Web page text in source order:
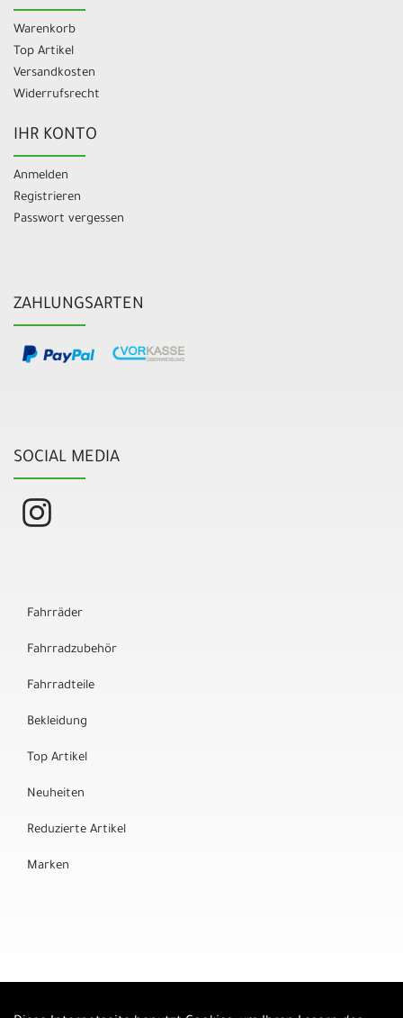
Warenkorb
Top Artikel
Versandkosten
Widerrufsrecht
IHR KONTO
Anmelden
Registrieren
Passwort vergessen
ZAHLUNGSARTEN
SOCIAL MEDIA
Fahrräder
Fahrradzubehör
Fahrradteile
Bekleidung
Top Artikel
Neuheiten
Reduzierte Artikel
Marken